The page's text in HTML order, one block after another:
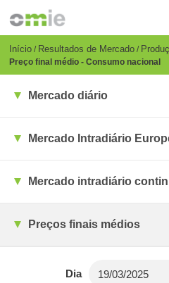
para
conteúdo
principal
Breadcrumb
Início Resultados de Mercado
Preço final médio - Consumo nacional
Mercado diário
Mercado Intradiário
Mercado intradiário
Preços finais médios
Dia